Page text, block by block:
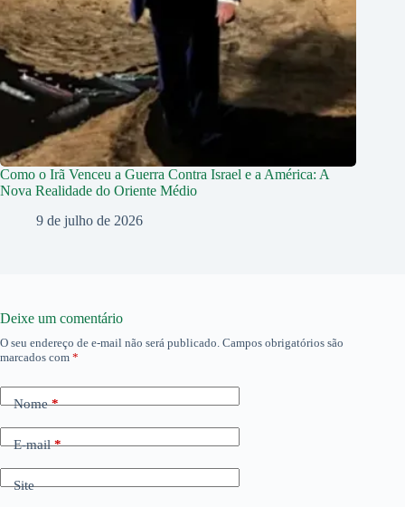
Como o Irã Venceu a Guerra Contra Israel e a América: A
Nova Realidade do Oriente Médio
9 de julho de 2026
Deixe um comentário
O seu endereço de e-mail não será publicado. Campos obrigatórios são
marcados com *
Nome*
E-mail*
Site